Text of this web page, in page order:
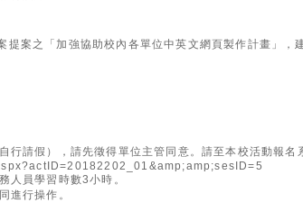
案之「加強協助校內各單位中英文網頁製作計畫」，
請假），請先徵得單位主管同意。請至本校活動報名
人員學習時數3小時。
進行操作。